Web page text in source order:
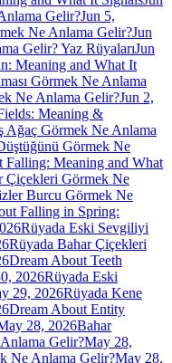
Gelir?Jun 5,
Ne Anlama Gelir?Jun
Gelir? Yaz RüyalarıJun
Meaning and What It
Görmek Ne Anlama
Ne Anlama Gelir?Jun 2,
Meaning &
Ağaç Görmek Ne Anlama
Görmek Ne
Falling: Meaning and What
Çiçekleri Görmek Ne
Burcu Görmek Ne
Falling in Spring:
Rüyada Eski Sevgiliyi
Rüyada Bahar Çiçekleri
Dream About Teeth
2026Rüyada Eski
29, 2026Rüyada Kene
Dream About Entity
28, 2026Bahar
Gelir?May 28,
Ne Anlama Gelir?May 28,